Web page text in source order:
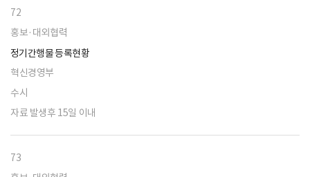
72
홍보·대외협력
정기간행물 등록현황
혁신경영부
수시
자료 발생후 15일 이내
73